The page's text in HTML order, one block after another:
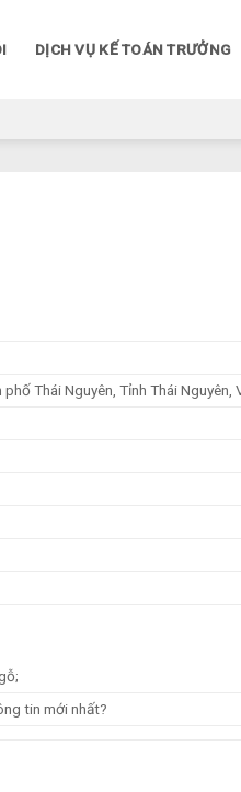
DỊCH VỤ KẾ TOÁN TRƯỞNG
Thái Nguyên, Tỉnh Thái Nguyên,
tin mới nhất?